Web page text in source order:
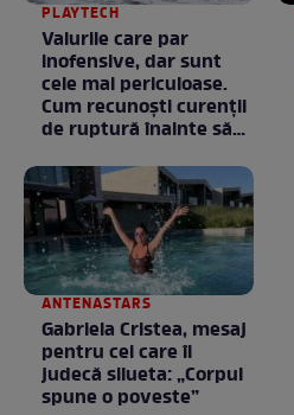
PLAYTECH
Valurile care par
inofensive, dar sunt
cele mai periculoase.
Cum recunoști curenții
de ruptură înainte să
ANTENASTARS
Gabriela Cristea, mesaj
pentru cei care îi
judecă silueta: „Corpul
spune o poveste”